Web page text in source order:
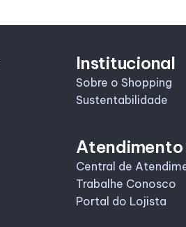
Institucional
Sobre o Shopping
Sustentabilidade
Central de
Trabalhe Conosco
Portal do Lojista